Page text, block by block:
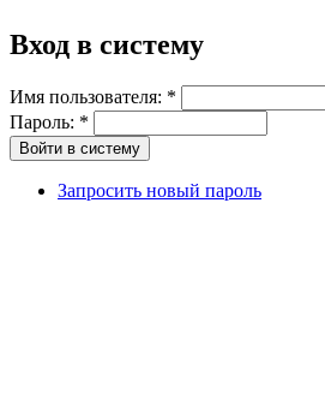
Вход в систему
Имя пользователя: *
Пароль: *
Запросить новый пароль